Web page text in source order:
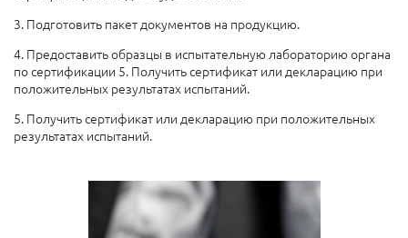
3. Подготовить пакет документов на продукцию.
4. Предоставить образцы в испытательную лабораторию органа
по сертификации 5. Получить сертификат или декларацию при
положительных результатах испытаний.
5. Получить сертификат или декларацию при положительных
результатах испытаний.